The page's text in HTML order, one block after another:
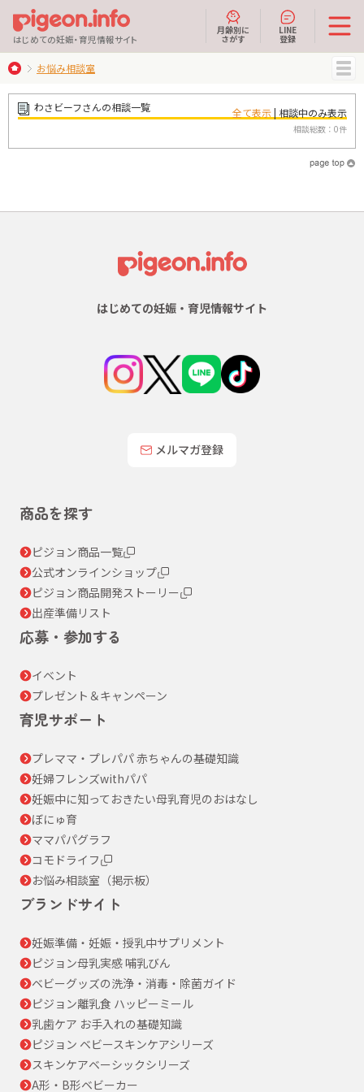
はじめての妊娠・育児情報サイト
月齢別に
さがす
LINE
登録
MENU
お悩み相談室
わさビーフさんの相談一覧 全て表示| 相談中のみ表示
相談総数：0件
はじめての妊娠・育児情報サイト
メルマガ登録
商品を探す
ピジョン商品一覧
公式オンラインショップ
ピジョン商品開発ストーリー
出産準備リスト
応募・参加する
イベント
プレゼント＆キャンペーン
育児サポート
プレママ・プレパパ 赤ちゃんの基礎知識
妊婦フレンズwithパパ
妊娠中に知っておきたい母乳育児のおはなし
ぼにゅ育
ママパパグラフ
コモドライフ
お悩み相談室（掲示板）
ブランドサイト
妊娠準備・妊娠・授乳中サプリメント
ピジョン母乳実感 哺乳びん
ベビーグッズの洗浄・消毒・除菌ガイド
ピジョン離乳食 ハッピーミール
乳歯ケア お手入れの基礎知識
ピジョン ベビースキンケアシリーズ
スキンケアベーシックシリーズ
A形・B形ベビーカー